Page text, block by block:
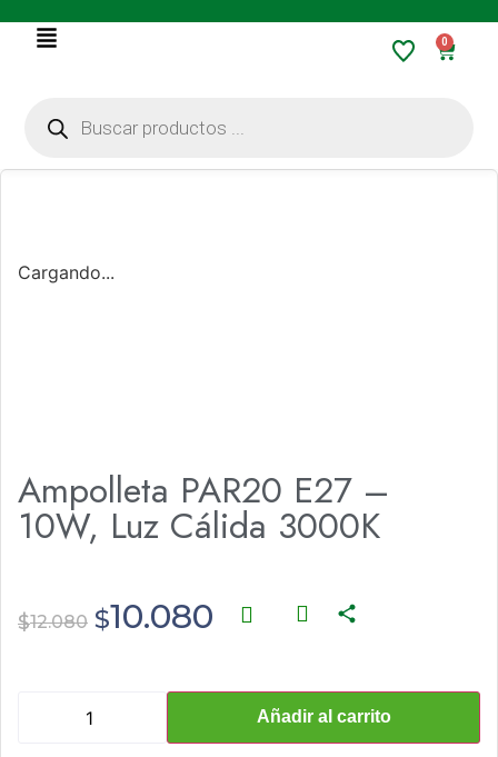
0
Cargando...
Ampolleta PAR20 E27 –
10W, Luz Cálida 3000K
$12.080 $10.080
Añadir al carrito